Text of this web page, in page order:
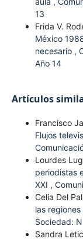
13
Frida V.
México
necesario ,
Año 14
Artículos
Francisco
Flujos
Lourdes
periodistas
XXI ,
Celia Del
las
Sociedad:
Sandra